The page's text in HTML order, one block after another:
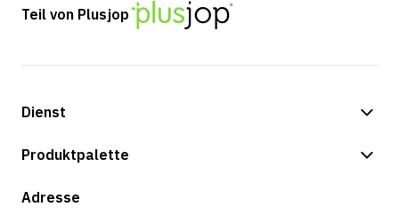
Teil von Plusjop
Dienst
Zahlungsmöglichkeiten
Rücksendungen und Service
Produktpalette
Shop
Adresse